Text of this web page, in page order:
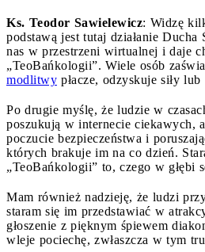
Ks. Teodor Sawielewicz: Widzę
podstawą jest tutaj działanie
nas w przestrzeni wirtualnej i daje
„TeoBańkologii”. Wiele osób
modlitwy płacze, odzyskuje siły
Po drugie myślę, że ludzie w
poszukują w internecie ciekawych,
poczucie bezpieczeństwa i
których brakuje im na co dzień.
„TeoBańkologii” to, czego w głębi
Mam również nadzieję, że ludzi
staram się im przedstawiać w
głoszenie z pięknym śpiewem
wleje pociechę, zwłaszcza w tym